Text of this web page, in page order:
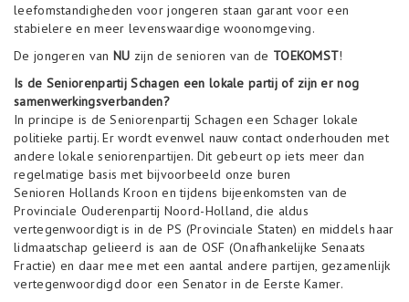
leefomstandigheden voor jongeren staan garant voor een
stabielere en meer levenswaardige woonomgeving.
De jongeren van NU zijn de senioren van de TOEKOMST!
Is de Seniorenpartij Schagen een lokale partij of zijn er nog
samenwerkingsverbanden?
In principe is de Seniorenpartij Schagen een Schager lokale
politieke partij. Er wordt evenwel nauw contact onderhouden met
andere lokale seniorenpartijen. Dit gebeurt op iets meer dan
regelmatige basis met bijvoorbeeld onze buren
Senioren Hollands Kroon en tijdens bijeenkomsten van de
Provinciale Ouderenpartij Noord-Holland, die aldus
vertegenwoordigt is in de PS (Provinciale Staten) en middels haar
lidmaatschap gelieerd is aan de OSF (Onafhankelijke Senaats
Fractie) en daar mee met een aantal andere partijen, gezamenlijk
vertegenwoordigd door een Senator in de Eerste Kamer.